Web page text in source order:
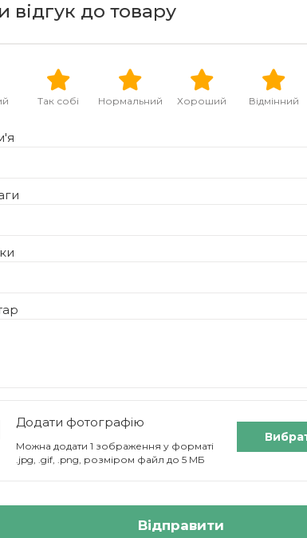
відгук до товару
Відмінний
Хороший
Нормальний
Так собі
Додати фотографію
Можна додати 1 зображення у форматі
.jpg, .gif, .png, розміром файл до 5 МБ
Відправити